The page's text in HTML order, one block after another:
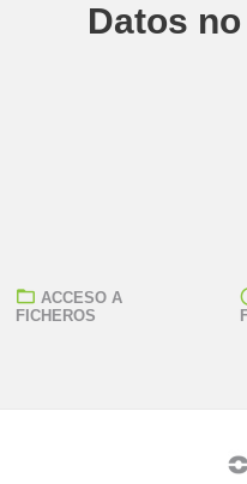
Datos
ACCESO A
FICHEROS